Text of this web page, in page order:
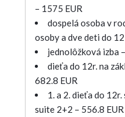
– 1575 EUR
dospelá osoba v
osoby a dve deti do 12
jednolôžková izba
dieťa do 12r. na
682.8 EUR
1. a 2. dieťa do
suite 2+2 – 556.8 EUR